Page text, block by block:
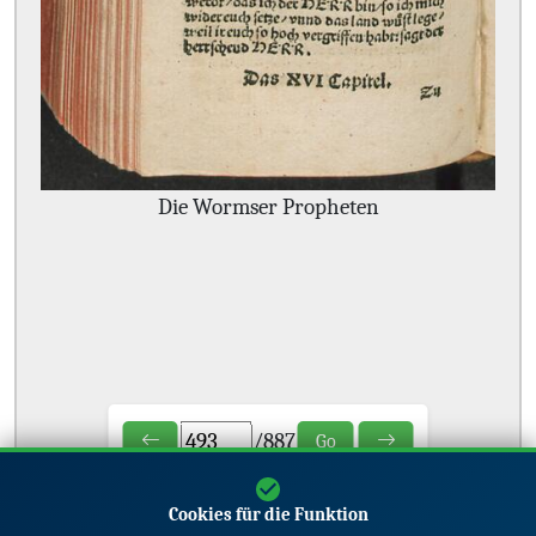
Die Wormser Propheten
/887 Go
Cookies für die Funktion